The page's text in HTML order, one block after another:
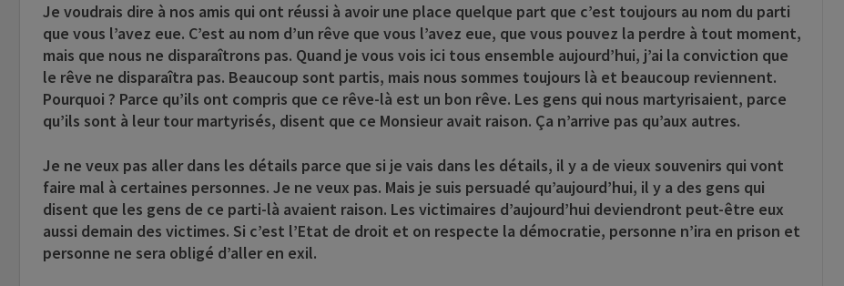
Je voudrais dire à nos amis qui ont réussi à avoir une place quelque part que c’est toujours au nom du parti
que vous l’avez eue. C’est au nom d’un rêve que vous l’avez eue, que vous pouvez la perdre à tout moment,
mais que nous ne disparaîtrons pas. Quand je vous vois ici tous ensemble aujourd’hui, j’ai la conviction que
le rêve ne disparaîtra pas. Beaucoup sont partis, mais nous sommes toujours là et beaucoup reviennent.
Pourquoi ? Parce qu’ils ont compris que ce rêve-là est un bon rêve. Les gens qui nous martyrisaient, parce
qu’ils sont à leur tour martyrisés, disent que ce Monsieur avait raison. Ça n’arrive pas qu’aux autres.
Je ne veux pas aller dans les détails parce que si je vais dans les détails, il y a de vieux souvenirs qui vont
faire mal à certaines personnes. Je ne veux pas. Mais je suis persuadé qu’aujourd’hui, il y a des gens qui
disent que les gens de ce parti-là avaient raison. Les victimaires d’aujourd’hui deviendront peut-être eux
aussi demain des victimes. Si c’est l’Etat de droit et on respecte la démocratie, personne n’ira en prison et
personne ne sera obligé d’aller en exil.